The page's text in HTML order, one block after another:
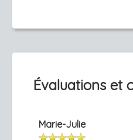
Évaluations et
Marie-Julie